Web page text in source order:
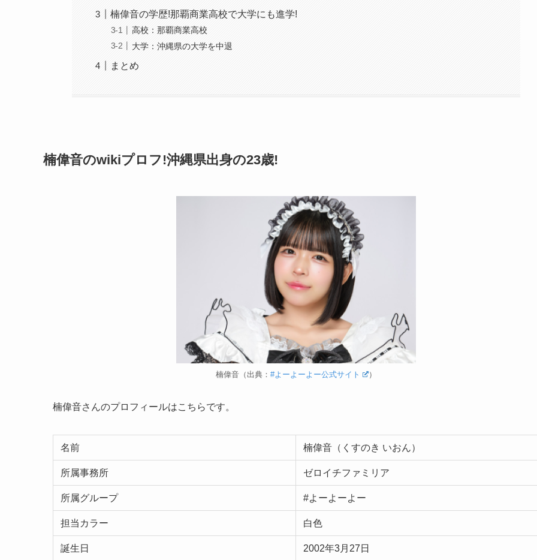
楠偉音の学歴!那覇商業高校で大学にも進学!
高校：那覇商業高校
大学：沖縄県の大学を中退
まとめ
楠偉音のwikiプロフ!沖縄県出身の23歳!
楠偉音（出典：#よーよーよー公式サイト ）
楠偉音さんのプロフィールはこちらです。
名前 楠偉音（くすのき いおん）
所属事務所 ゼロイチファミリア
所属グループ #よーよーよー
担当カラー 白色
誕生日 2002年3月27日